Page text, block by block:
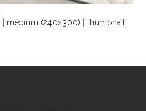
medium (240x300) |thumbnail